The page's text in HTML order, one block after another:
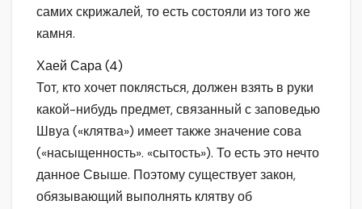
самих скрижалей, то есть состояли из того же
камня.
Хаей Сара (4)
Тот, кто хочет поклясться, должен взять в руки
какой-нибудь предмет, связанный с заповедью
Швуа («клятва») имеет также значение сова
(«насыщенность». «сытость»). То есть это нечто
данное Свыше. Поэтому существует закон,
обязывающий выполнять клятву об